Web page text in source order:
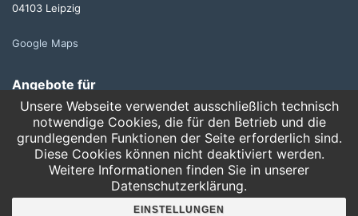
04103 Leipzig
Google Maps
Angebote für
Kindergärten
Grundschulen
Oberschule und Gymnasium
Sonderpädagogik
Telefon:
Unsere Webseite verwendet ausschließlich technisch
notwendige Cookies, die für den Betrieb und die
grundlegenden Funktionen der Seite erforderlich sind.
Diese Cookies können nicht deaktiviert werden.
Weitere Informationen finden Sie in unserer
Datenschutzerklärung.
EINSTELLUNGEN